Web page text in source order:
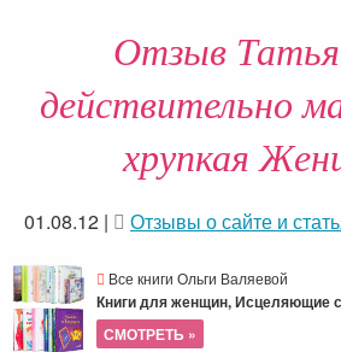
Отзыв
действительно
хрупкая
01.08.12 | Отзывы о сайте и
Все книги Ольги Валяевой
Книги для женщин, Исцеляющие
СМОТРЕТЬ »